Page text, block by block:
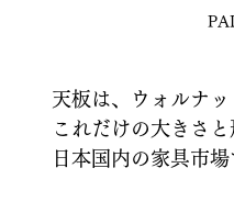
天板は、ウォルナ
これだけの大きさ
日本国内の家具市